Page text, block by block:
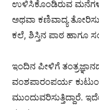
ಉಳಿಸಿಕೊಂಡಿರುವ
ಅಥವಾ ಕಣಿವಾದ್ಯ
ಕಲೆ, ಶಿಸ್ತಿನ ಪಾಠ ಹಾಗೂ
ಇಂದಿನ ಪೀಳಿಗೆ
ವಂಶಪಾರಂಪರ್ಯ